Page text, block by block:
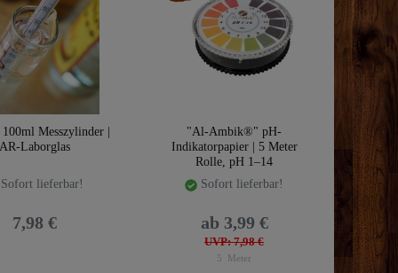
Messzylinder |
Laborglas
lieferbar!
7,98 €
"Al-Ambik®" pH-
Indikatorpapier | 5 Meter
Rolle, pH 1–14
Sofort lieferbar!
UVP: 7,98 €
ab 3,99 €
5 Meter